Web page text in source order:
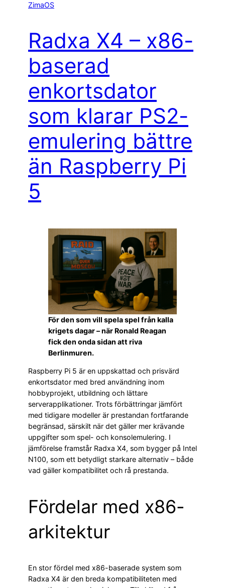
ZimaOS
Radxa X4 – x86-
baserad
enkortsdator
som klarar PS2-
emulering bättre
än Raspberry Pi
5
För den som vill spela spel från kalla
krigets dagar – när Ronald Reagan
fick den onda sidan att riva
Berlinmuren.
Raspberry Pi 5 är en uppskattad och prisvärd
enkortsdator med bred användning inom
hobbyprojekt, utbildning och lättare
serverapplikationer. Trots förbättringar jämfört
med tidigare modeller är prestandan fortfarande
begränsad, särskilt när det gäller mer krävande
uppgifter som spel- och konsolemulering. I
jämförelse framstår Radxa X4, som bygger på Intel
N100, som ett betydligt starkare alternativ – både
vad gäller kompatibilitet och rå prestanda.
Fördelar med x86-
arkitektur
En stor fördel med x86-baserade system som
Radxa X4 är den breda kompatibiliteten med